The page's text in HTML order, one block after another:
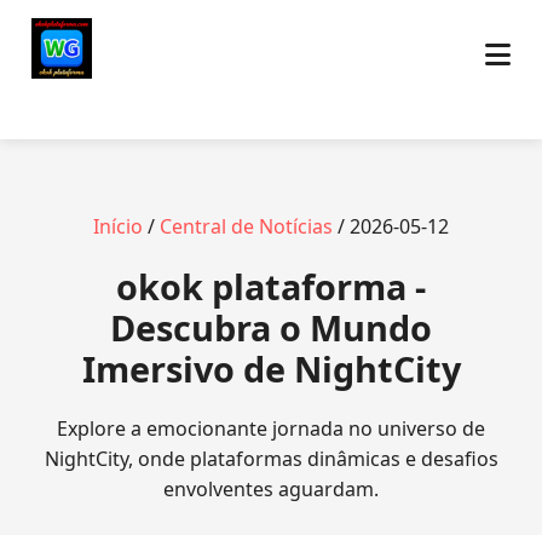
Início / Central de Notícias / 2026-05-12
okok plataforma -
Descubra o Mundo
Imersivo de NightCity
Explore a emocionante jornada no universo de
NightCity, onde plataformas dinâmicas e desafios
envolventes aguardam.